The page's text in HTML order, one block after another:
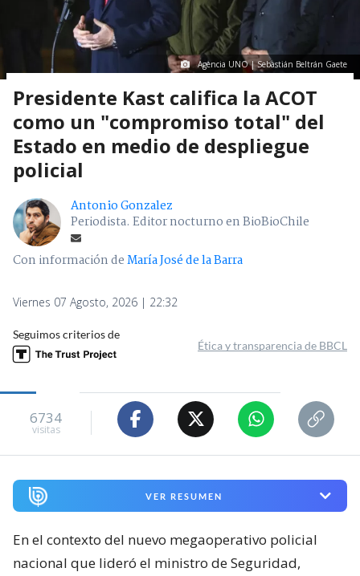
Agencia UNO | Sebastián Beltrán Gaete
Presidente Kast califica la ACOT
como un "compromiso total" del
Estado en medio de despliegue
policial
Antonio Gonzalez
Periodista. Editor nocturno en BioBioChile
Con información deMaría José de la Barra
Viernes 07 Agosto, 2026 | 22:32
Seguimos criterios de
Ética y transparencia de BBCL
6734
visitas
VER RESUMEN
En el contexto del nuevo megaoperativo policial
nacional que lideró el ministro de Seguridad,